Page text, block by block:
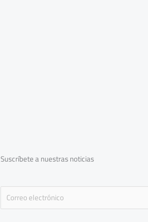
Suscríbete a nuestras noticias
E
a